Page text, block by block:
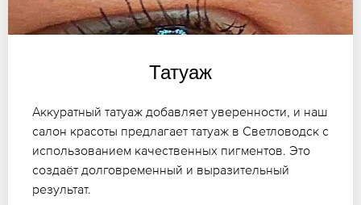
Татуаж
Аккуратный татуаж добавляет уверенности, и наш
салон красоты предлагает татуаж в Светловодск с
использованием качественных пигментов. Это
создаёт долговременный и выразительный
результат.